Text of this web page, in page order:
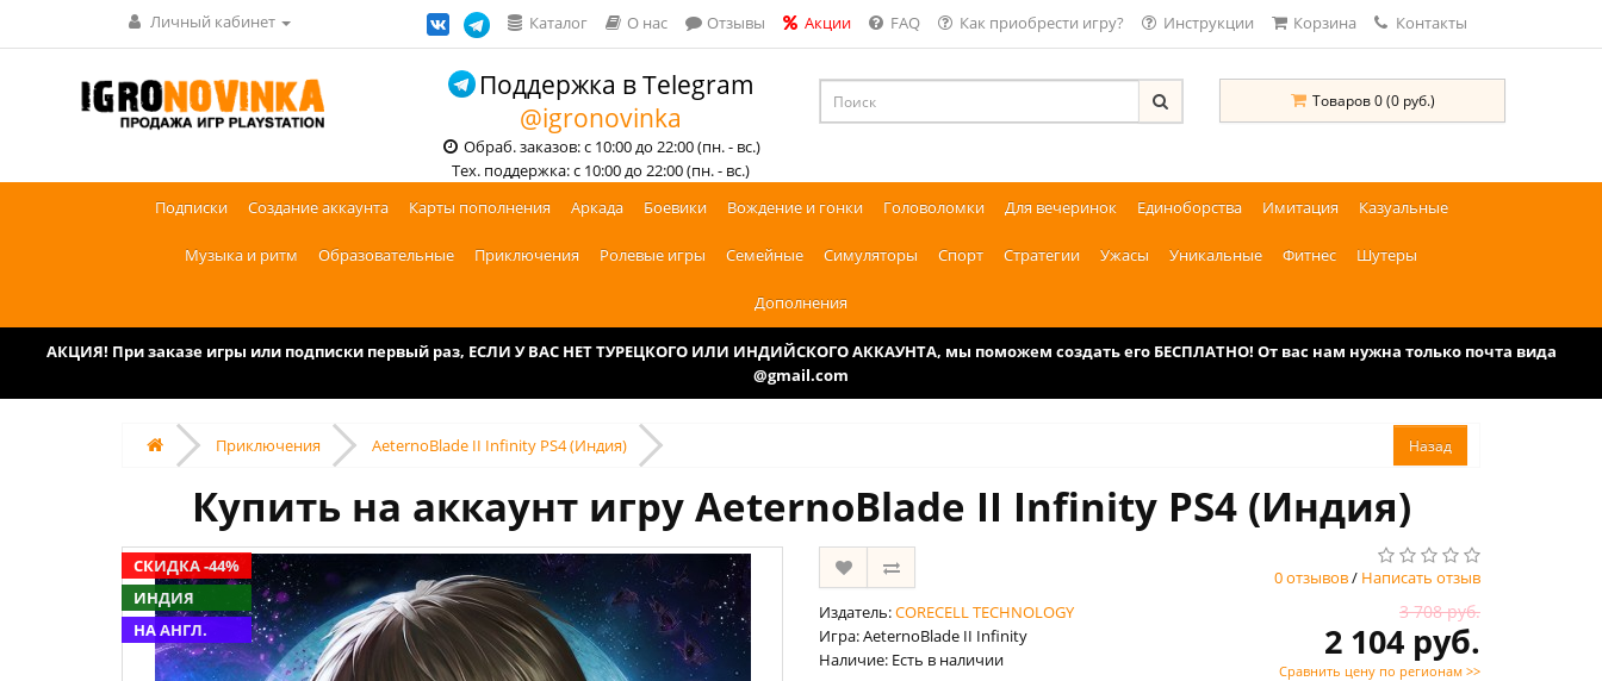
Личный кабинет Каталог О нас Отзывы Акции FAQ Как приобрести игру? Инструкции Корзина Контакты
Поддержка в Telegram
@igronovinka
Обраб. заказов: с 10:00 до 22:00 (пн. - вс.)
Тех. поддержка: с 10:00 до 22:00 (пн. - вс.)
Товаров 0 (0 руб.)
Подписки Создание аккаунта Карты пополнения Аркада Боевики Вождение и гонки Головоломки Для вечеринок Единоборства Имитация Казуальные
Музыка и ритм Образовательные Приключения Ролевые игры Семейные Симуляторы Спорт Стратегии Ужасы Уникальные Фитнес Шутеры
Дополнения
АКЦИЯ! При заказе игры или подписки первый раз, ЕСЛИ У ВАС НЕТ ТУРЕЦКОГО ИЛИ ИНДИЙСКОГО АККАУНТА, мы поможем создать его БЕСПЛАТНО! От вас нам нужна только почта вида
@gmail.com
Приключения AeternoBlade II Infinity PS4 (Индия)
Купить на аккаунт игру AeternoBlade II Infinity PS4 (Индия)
СКИДКА -44%
ИНДИЯ
НА АНГЛ.
0 отзывов/ Написать отзыв
Издатель:CORECELL TECHNOLOGY
Игра: AeternoBlade II Infinity
Наличие: Есть в наличии
3 708 руб.
2 104 руб.
Сравнить цену по регионам >>